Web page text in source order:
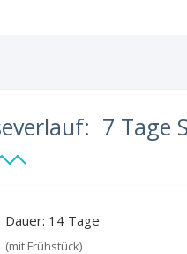
7 Tage
Dauer: 14 Tage
(mit Frühstück)